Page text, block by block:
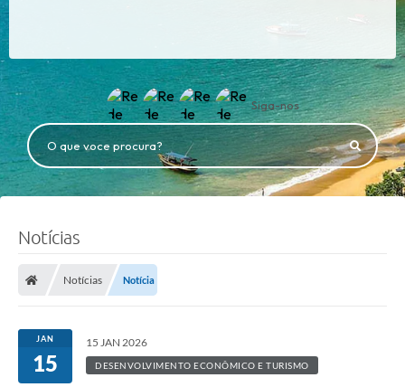
Siga-nos
O que voce procura?
Notícias
Notícias Notícia
JAN
15
15 JAN 2026
DESENVOLVIMENTO ECONÔMICO E TURISMO